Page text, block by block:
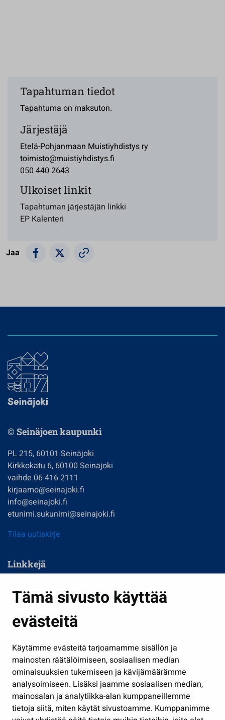
Tämä sivusto käyttää
evästeitä
Käytämme evästeitä tarjoamamme sisällön ja
mainosten räätälöimiseen, sosiaalisen median
ominaisuuksien tukemiseen ja kävijämäärämme
analysoimiseen. Lisäksi jaamme sosiaalisen median,
mainosalan ja analytiikka-alan kumppaneillemme
tietoja siitä, miten käytät sivustoamme. Kumppanimme
Tapahtuman tiedot
Tapahtuma on maksuton.
Järjestäjä
Etelä-Pohjanmaan Muistiyhdistys ry
toimisto@muistiyhdistys.fi
050 440 2643
Ulkoiset linkit
Tapahtuman järjestäjän linkki
EP Kalenteri
Jaa
© Seinäjoen kaupunki
PL 215, 60101 Seinäjoki
Kirkkokatu 6, 60100 Seinäjoki
vaihde 06 416 2111
kirjaamo@seinajoki.fi
info@seinajoki.fi
etunimi.sukunimi@seinajoki.fi
Tilaa uutiskirje
Linkkejä
Kasvatus ja opetus
Kulttuuri ja liikunta
Työ ja yrittäminen
Osallistu ja asioi
Näytä omat evästeasetukseni